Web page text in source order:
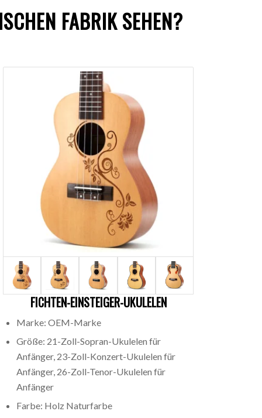
FABRIK SEHEN?
FICHTEN-EINSTEIGER-UKULELEN
Marke: OEM-Marke
Größe: 21-Zoll-Sopran-Ukulelen für
Anfänger, 23-Zoll-Konzert-Ukulelen für
Anfänger, 26-Zoll-Tenor-Ukulelen für
Anfänger
Farbe: Holz Naturfarbe